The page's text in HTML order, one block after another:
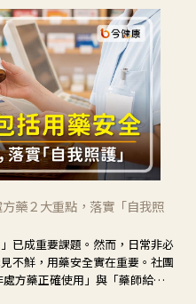
藥２大重點，落實「自我照
已成重要課題。然而，日常非必
不鮮，用藥安全實在重要。社團
方藥正確使用」與「藥師給